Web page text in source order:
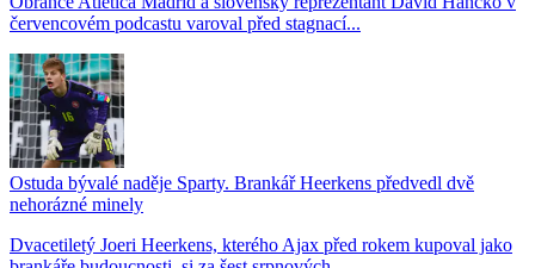
červencovém podcastu varoval před stagnací...
Ostuda bývalé naděje Sparty. Brankář Heerkens předvedl dvě
nehorázné minely
Dvacetiletý Joeri Heerkens, kterého Ajax před rokem kupoval jako